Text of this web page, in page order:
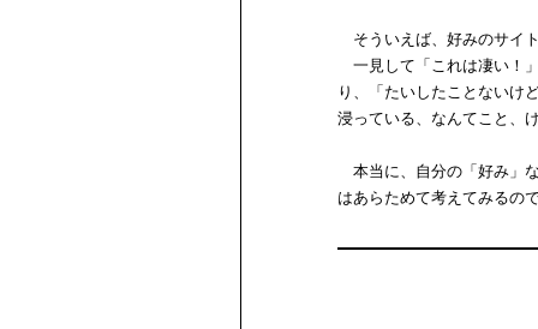
そういえば、好みのサイ
一見して「これは凄い！
り、「たいしたことないけ
浸っている、なんてこと、
本当に、自分の「好み」
はあらためて考えてみるの